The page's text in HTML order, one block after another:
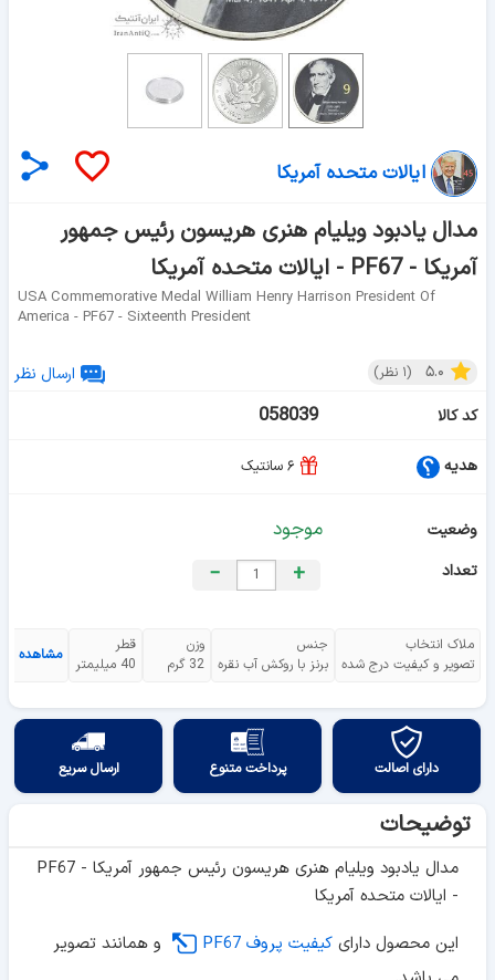
ایالات متحده آمریکا
مدال یادبود ویلیام هنری هریسون رئیس جمهور
آمریکا - PF67 - ایالات متحده آمریکا
USA Commemorative Medal William Henry Harrison President Of
America - PF67 - Sixteenth President
۵.۰ (۱ نظر)
ارسال نظر
کد کالا
058039
هدیه
وضعیت موجود
تعداد +
−
ملاک انتخاب
تصویر و کیفیت درج شده
جنس
برنز با روکش آب نقره
وزن
32 گرم
قطر
40 میلیمتر
مشاهده
دارای اصالت پرداخت متنوع ارسال سریع
توضیحات
مدال یادبود ویلیام هنری هریسون رئیس جمهور آمریکا - PF67
- ایالات متحده آمریکا
این محصول دارای کیفیت پروف PF67
و همانند تصویر